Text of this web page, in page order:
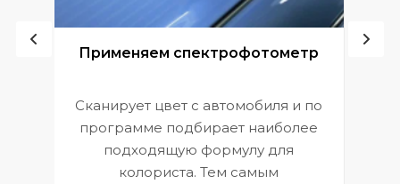
Применяем спектрофотометр
Сканирует цвет с автомобиля и по
программе подбирает наиболее
подходящую формулу для
колориста. Тем самым